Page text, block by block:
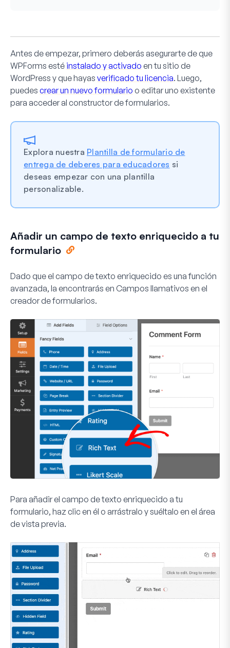
Antes de empezar, primero deberás asegurarte de que
WPForms esté instalado y activado en tu sitio de
WordPress y que hayas verificado tu licencia. Luego,
puedes crear un nuevo formulario o editar uno existente
para acceder al constructor de formularios.
Explora nuestra Plantilla de formulario de
entrega de deberes para educadores si
deseas empezar con una plantilla
personalizable.
Añadir un campo de texto enriquecido a tu
formulario
Dado que el campo de texto enriquecido es una función
avanzada, la encontrarás en Campos llamativos en el
creador de formularios.
Para añadir el campo de texto enriquecido a tu
formulario, haz clic en él o arrástralo y suéltalo en el área
de vista previa.